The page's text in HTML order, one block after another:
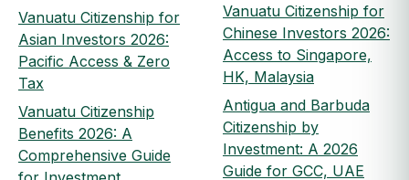
Vanuatu Citizenship for
Asian Investors 2026:
Pacific Access & Zero
Tax
Vanuatu Citizenship
Benefits 2026: A
Comprehensive Guide
Vanuatu Citizenship for
Chinese Investors 2026:
Access to Singapore,
HK, Malaysia
Antigua and Barbuda
Citizenship by
Investment: A 2026
Guide for GCC, UAE